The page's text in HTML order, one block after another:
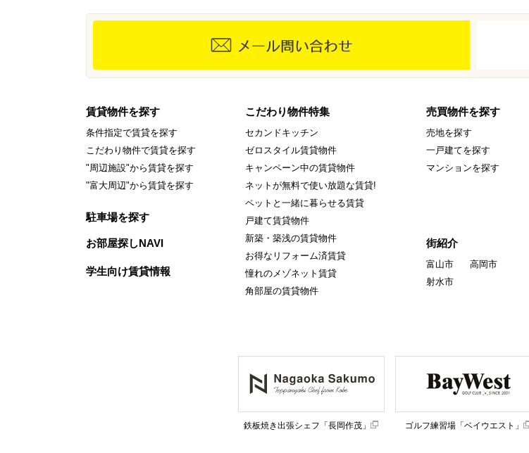
賃貸物件を探す
条件指定で賃貸を探す
こだわり物件で賃貸を探す
"周辺施設"から賃貸を探す
"富大周辺"から賃貸を探す
駐車場を探す
お部屋探しNAVI
学生向け賃貸情報
こだわり物件特集
セカンドキッチン
ゼロスタイル賃貸物件
キャンペーン中の賃貸物件
ネットが無料で使い放題な賃貸!
ペットと一緒に暮らせる賃貸
戸建て賃貸物件
新築・築浅の賃貸物件
お得なリフォーム済賃貸
憧れのメゾネット賃貸
角部屋の賃貸物件
売買物件を探す
売地を探す
一戸建てを探す
マンションを探す
街紹介
富山市
射水市
高岡市
鉄板焼き出張シェフ「長岡作茂」 ゴルフ練習場「ベイウエスト」